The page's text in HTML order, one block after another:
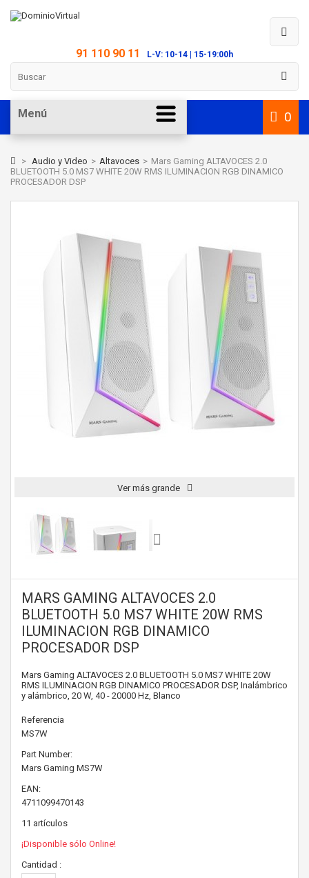
91 110 90 11 L-V: 10-14 | 15-19:00h
0
Menú
> Audio y Video > Altavoces > Mars Gaming ALTAVOCES 2.0
BLUETOOTH 5.0 MS7 WHITE 20W RMS ILUMINACION RGB DINAMICO
PROCESADOR DSP
Ver más grande
MARS GAMING ALTAVOCES 2.0
BLUETOOTH 5.0 MS7 WHITE 20W RMS
ILUMINACION RGB DINAMICO
PROCESADOR DSP
Mars Gaming ALTAVOCES 2.0 BLUETOOTH 5.0 MS7 WHITE 20W
RMS ILUMINACION RGB DINAMICO PROCESADOR DSP, Inalámbrico
y alámbrico, 20 W, 40 - 20000 Hz, Blanco
Referencia
MS7W
Part Number:
Mars Gaming MS7W
EAN:
4711099470143
11 artículos
¡Disponible sólo Online!
Cantidad :